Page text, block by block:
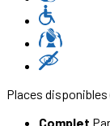
Places disponibles
Complet